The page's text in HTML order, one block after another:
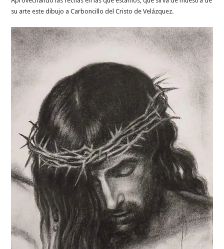
su arte este dibujo a Carboncillo del Cristo de Velázquez.